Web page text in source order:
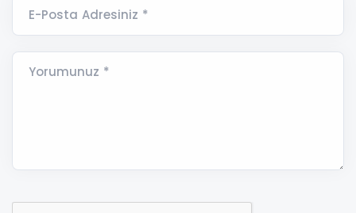
E-Posta Adresiniz *
Yorumunuz *